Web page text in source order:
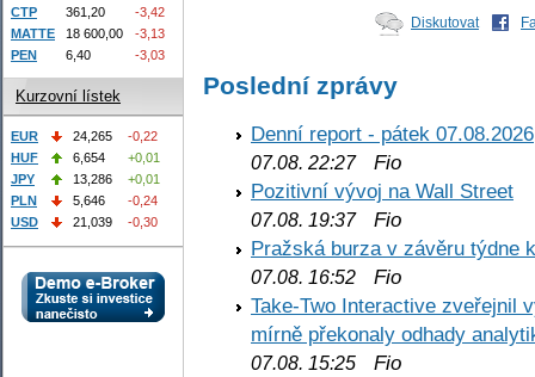
Diskutovat
Poslední zprávy
Denní report - pátek 07.08.2026
07.08. 22:27Fio
Pozitivní vývoj na Wall Street
07.08. 19:37Fio
Pražská burza v závěru týdne
07.08. 16:52 Fio
Take-Two Interactive zveřejnil
mírně překonaly odhady
07.08. 15:25 Fio
CTP
361,20
-3,42
MATTE
18 600,00
-3,13
PEN
6,40 -3,03
Kurzovní lístek
EUR 24,265
-0,22
HUF
6,654
+0,01
JPY
13,286
+0,01
PLN
5,646
-0,24
USD
21,039 -0,30